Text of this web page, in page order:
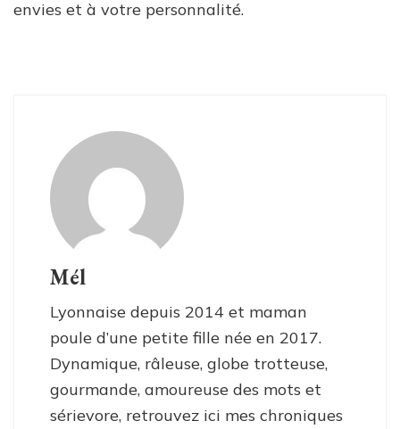
envies et à votre personnalité.
Mél
Lyonnaise depuis 2014 et maman
poule d’une petite fille née en 2017.
Dynamique, râleuse, globe trotteuse,
gourmande, amoureuse des mots et
sérievore, retrouvez ici mes chroniques